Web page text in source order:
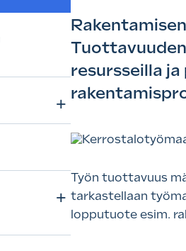
resursseilla
Työn tuottavuus
tarkastellaan
lopputuote esim.
+
+